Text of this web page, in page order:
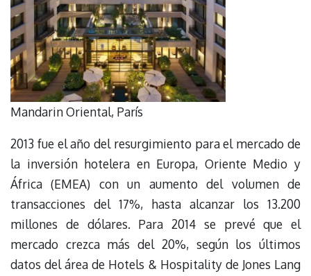
Mandarin Oriental, París
2013 fue el año del resurgimiento para el mercado de
la inversión hotelera en Europa, Oriente Medio y
África (EMEA) con un aumento del volumen de
transacciones del 17%, hasta alcanzar los 13.200
millones de dólares. Para 2014 se prevé que el
mercado crezca más del 20%, según los últimos
datos del área de Hotels & Hospitality de Jones Lang